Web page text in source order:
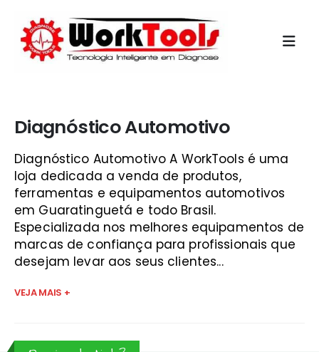
Diagnóstico Automotivo
Diagnóstico Automotivo A WorkTools é uma
loja dedicada a venda de produtos,
ferramentas e equipamentos automotivos
em Guaratinguetá e todo Brasil.
Especializada nos melhores equipamentos de
marcas de confiança para profissionais que
desejam levar aos seus clientes...
VEJA MAIS +